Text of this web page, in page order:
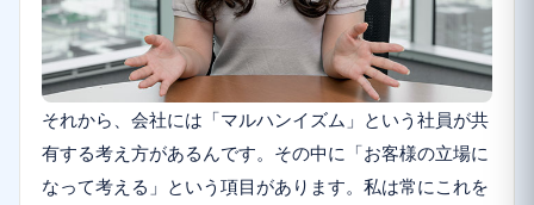
それから、会社には「マルハンイズム」という社員が共
有する考え方があるんです。その中に「お客様の立場に
なって考える」という項目があります。私は常にこれを